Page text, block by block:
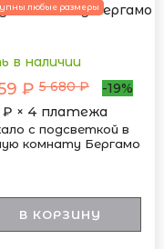
любые размеры
в наличии
₽ 5 680 ₽
-19%
₽ × 4 платежа
с подсветкой в
комнату Бергамо
В КОРЗИНУ